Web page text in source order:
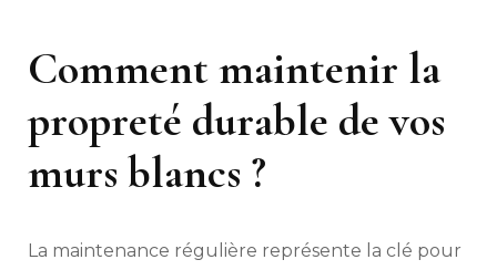
Comment maintenir la
propreté durable de vos
murs blancs ?
La maintenance régulière représente la clé pour